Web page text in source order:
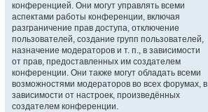
конференцией. Они могут управлять всеми
аспектами работы конференции, включая
разграничение прав доступа, отключение
пользователей, создание групп пользователей,
назначение модераторов и т. п., в зависимости
от прав, предоставленных им создателем
конференции. Они также могут обладать всеми
возможностями модераторов во всех форумах, в
зависимости от настроек, произведённых
создателем конференции.